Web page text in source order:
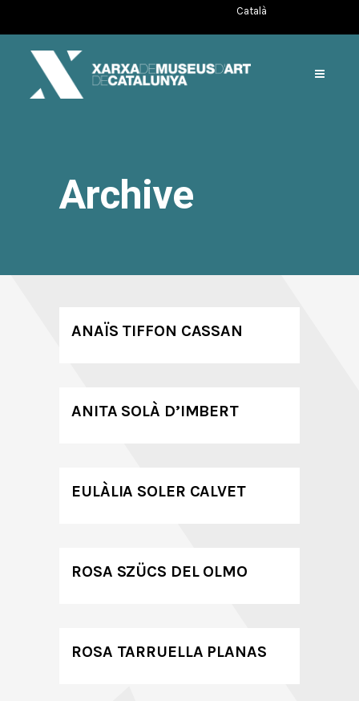
Català
Archive
ANAÏS TIFFON CASSAN
ANITA SOLÀ D’IMBERT
EULÀLIA SOLER CALVET
ROSA SZÜCS DEL OLMO
ROSA TARRUELLA PLANAS